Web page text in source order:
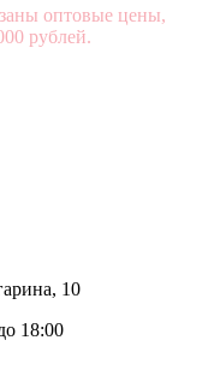
оптовые цены,
рублей.
10
18:00